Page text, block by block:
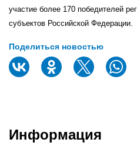
участие более 170 победителей
субъектов Российской Федерации.
Поделиться новостью
Информация